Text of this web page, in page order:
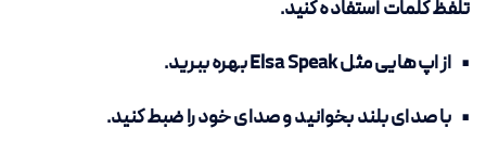
تلفظ کلمات استفاده کنید.
• از اپ‌هایی مثل Elsa Speak بهره ببرید.
• با صدای بلند بخوانید و صدای خود را ضبط کنید.